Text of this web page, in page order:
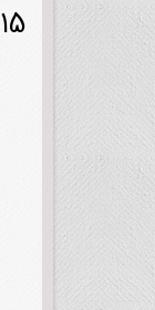
15 فروردین 1367